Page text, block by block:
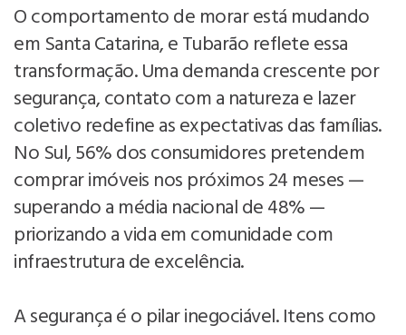
O comportamento de morar está mudando
em Santa Catarina, e Tubarão reflete essa
transformação. Uma demanda crescente por
segurança, contato com a natureza e lazer
coletivo redefine as expectativas das famílias.
No Sul, 56% dos consumidores pretendem
comprar imóveis nos próximos 24 meses —
superando a média nacional de 48% —
priorizando a vida em comunidade com
infraestrutura de excelência.
A segurança é o pilar inegociável. Itens como